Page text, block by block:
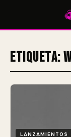
Accesos rápidos:
Etiqueta:
LANZAMIENTOS